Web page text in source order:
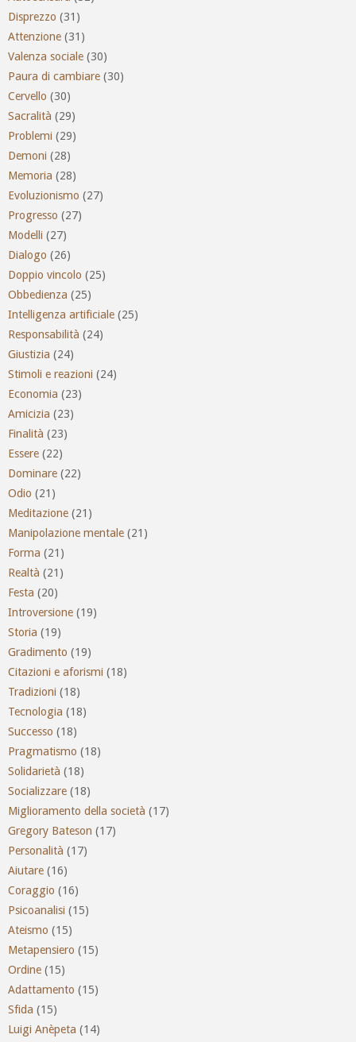
Disprezzo (31)
Attenzione (31)
Valenza sociale (30)
Paura di cambiare (30)
Cervello (30)
Sacralità (29)
Problemi (29)
Demoni (28)
Memoria (28)
Evoluzionismo (27)
Progresso (27)
Modelli (27)
Dialogo (26)
Doppio vincolo (25)
Obbedienza (25)
Intelligenza artificiale (25)
Responsabilità (24)
Giustizia (24)
Stimoli e reazioni (24)
Economia (23)
Amicizia (23)
Finalità (23)
Essere (22)
Dominare (22)
Odio (21)
Meditazione (21)
Manipolazione mentale (21)
Forma (21)
Realtà (21)
Festa (20)
Introversione (19)
Storia (19)
Gradimento (19)
Citazioni e aforismi (18)
Tradizioni (18)
Tecnologia (18)
Successo (18)
Pragmatismo (18)
Solidarietà (18)
Socializzare (18)
Miglioramento della società (17)
Gregory Bateson (17)
Personalità (17)
Aiutare (16)
Coraggio (16)
Psicoanalisi (15)
Ateismo (15)
Metapensiero (15)
Ordine (15)
Adattamento (15)
Sfida (15)
Luigi Anèpeta (14)